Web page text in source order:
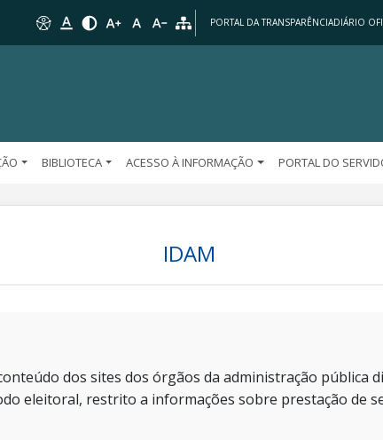
PORTAL DA TRANSPARÊNCIADIÁRIO
BIBLIOTECA ACESSO À INFORMAÇÃO PORTAL DO
IDAM
dos sites dos órgãos da administração pública
eleitoral, restrito a informações sobre prestação de